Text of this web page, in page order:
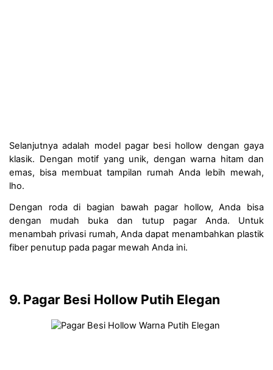
Selanjutnya adalah model pagar besi hollow dengan gaya
klasik. Dengan motif yang unik, dengan warna hitam dan
emas, bisa membuat tampilan rumah Anda lebih mewah,
lho.
Dengan roda di bagian bawah pagar hollow, Anda bisa
dengan mudah buka dan tutup pagar Anda. Untuk
menambah privasi rumah, Anda dapat menambahkan plastik
fiber penutup pada pagar mewah Anda ini.
9. Pagar Besi Hollow Putih Elegan